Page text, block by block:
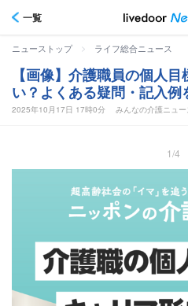
一覧
ニューストップ > ライフ総合ニュース
【画像】介護職員の個人
い？よくある疑問・記入
2025年10月17日 17時0分 みんなの介護ニュー
1/4